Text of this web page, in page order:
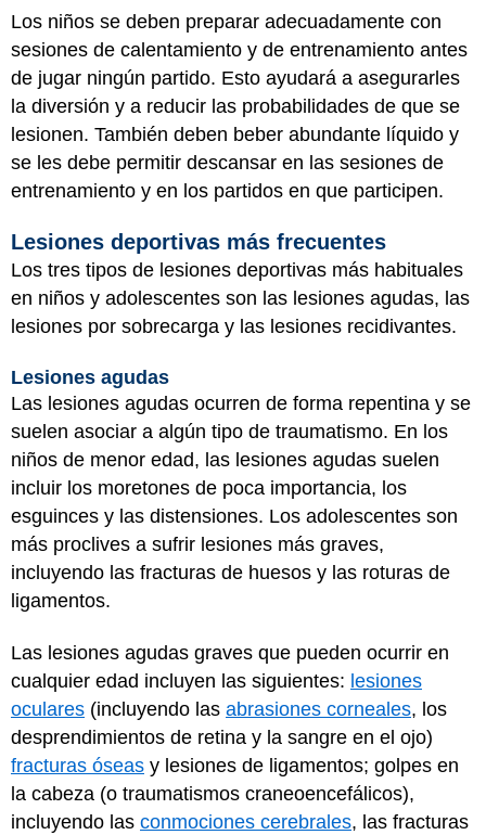
Los niños se deben preparar adecuadamente con
sesiones de calentamiento y de entrenamiento antes
de jugar ningún partido. Esto ayudará a asegurarles
la diversión y a reducir las probabilidades de que se
lesionen. También deben beber abundante líquido y
se les debe permitir descansar en las sesiones de
entrenamiento y en los partidos en que participen.
Lesiones deportivas más frecuentes
Los tres tipos de lesiones deportivas más habituales
en niños y adolescentes son las lesiones agudas, las
lesiones por sobrecarga y las lesiones recidivantes.
Lesiones agudas
Las lesiones agudas ocurren de forma repentina y se
suelen asociar a algún tipo de traumatismo. En los
niños de menor edad, las lesiones agudas suelen
incluir los moretones de poca importancia, los
esguinces y las distensiones. Los adolescentes son
más proclives a sufrir lesiones más graves,
incluyendo las fracturas de huesos y las roturas de
ligamentos.
Las lesiones agudas graves que pueden ocurrir en
cualquier edad incluyen las siguientes: lesiones
oculares (incluyendo las abrasiones corneales, los
desprendimientos de retina y la sangre en el ojo)
fracturas óseas y lesiones de ligamentos; golpes en
la cabeza (o traumatismos craneoencefálicos),
incluyendo las conmociones cerebrales, las fracturas